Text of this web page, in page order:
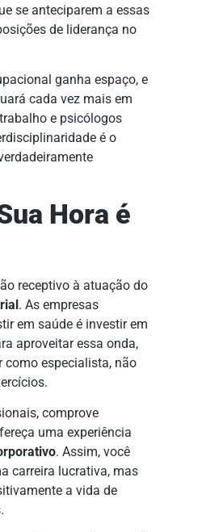
se anteciparem a essas
de liderança no
ganha espaço, e
cada vez mais em
e psicólogos
é o
Hora é
receptivo à atuação do
. As empresas
em saúde é investir em
aproveitar essa onda,
como especialista, não
comprove
uma experiência
. Assim, você
carreira lucrativa, mas
a vida de